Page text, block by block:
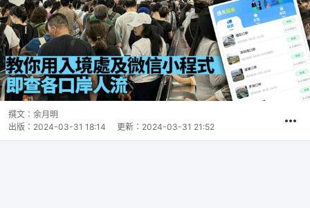
撰文： 余月明
出版： 2024-03-31 18:14 更新： 2024-03-31 21:52